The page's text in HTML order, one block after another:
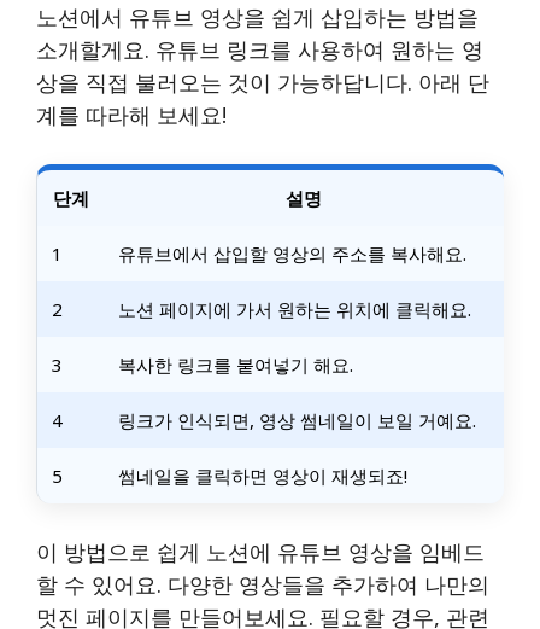
노션에서 유튜브 영상을 쉽게 삽입하는 방법을
소개할게요. 유튜브 링크를 사용하여 원하는 영
상을 직접 불러오는 것이 가능하답니다. 아래 단
계를 따라해 보세요!
단계 설명
1 유튜브에서 삽입할 영상의 주소를 복사해요.
2 노션 페이지에 가서 원하는 위치에 클릭해요.
3 복사한 링크를 붙여넣기 해요.
4 링크가 인식되면, 영상 썸네일이 보일 거예요.
5 썸네일을 클릭하면 영상이 재생되죠!
이 방법으로 쉽게 노션에 유튜브 영상을 임베드
할 수 있어요. 다양한 영상들을 추가하여 나만의
멋진 페이지를 만들어보세요. 필요할 경우, 관련